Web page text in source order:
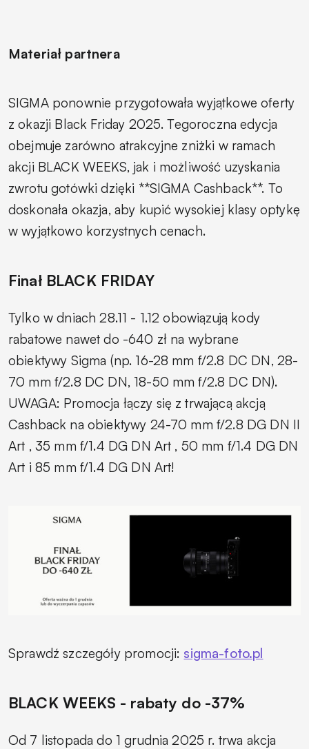
Materiał partnera
SIGMA ponownie przygotowała wyjątkowe oferty
z okazji Black Friday 2025. Tegoroczna edycja
obejmuje zarówno atrakcyjne zniżki w ramach
akcji BLACK WEEKS, jak i możliwość uzyskania
zwrotu gotówki dzięki **SIGMA Cashback**. To
doskonała okazja, aby kupić wysokiej klasy optykę
w wyjątkowo korzystnych cenach.
Finał BLACK FRIDAY
Tylko w dniach 28.11 - 1.12 obowiązują kody
rabatowe nawet do -640 zł na wybrane
obiektywy Sigma (np. 16-28 mm f/2.8 DC DN, 28-
70 mm f/2.8 DC DN, 18-50 mm f/2.8 DC DN).
UWAGA: Promocja łączy się z trwającą akcją
Cashback na obiektywy 24-70 mm f/2.8 DG DN II
Art , 35 mm f/1.4 DG DN Art , 50 mm f/1.4 DG DN
Art i 85 mm f/1.4 DG DN Art!
Sprawdź szczegóły promocji: sigma-foto.pl
BLACK WEEKS - rabaty do -37%
Od 7 listopada do 1 grudnia 2025 r. trwa akcja